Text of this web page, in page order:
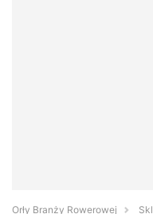
Orły Branży Rowerowej